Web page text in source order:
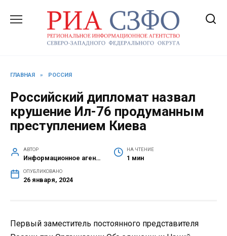
содержанию
ГЛАВНАЯ » РОССИЯ
Российский дипломат назвал
крушение Ил-76 продуманным
преступлением Киева
АВТОР
Информационное агентство СЗФО
НА ЧТЕНИЕ
1 мин
ОПУБЛИКОВАНО
26 января, 2024
Первый заместитель постоянного представителя